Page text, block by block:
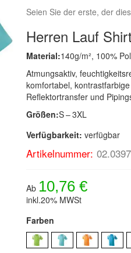
Seien Sie der erste, der
Herren Lauf Shirt
Material:140g/m², 100%
Atmungsaktiv,
komfortabel,
Reflektortransfer und
Größen:S – 3XL
Verfügbarkeit: verfügbar
Artikelnummer: 02.0397
Ab 10,76 €
inkl.20% MWSt
Farben